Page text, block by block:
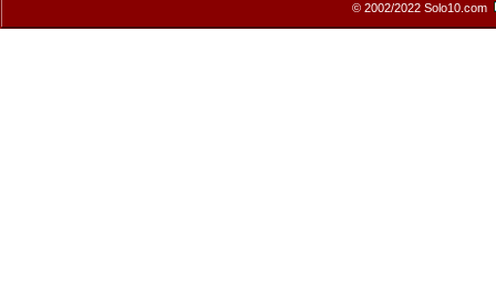
© 2002/2022 Solo10.com